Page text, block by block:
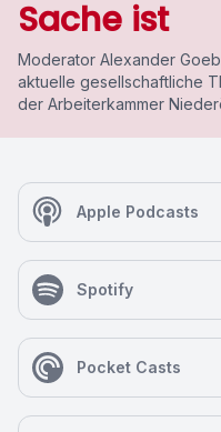
Sache ist
Moderator Alexander
aktuelle gesellschaftliche
der Arbeiterkammer
Apple Podcasts
Spotify
Pocket Casts